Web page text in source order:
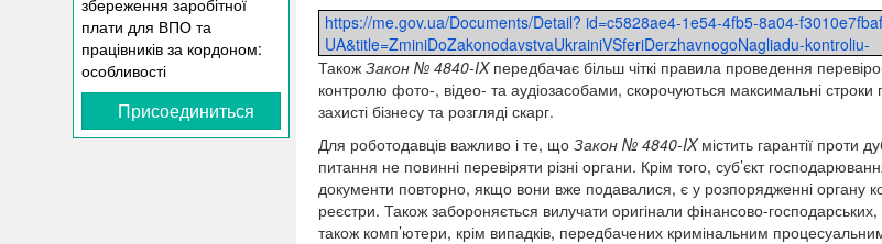
Присоединиться
https://me.gov.ua/Documents/Detail? id=c5828ae4-1e54-4fb5-8a04-
UA&title=ZminiDoZakonodavstvaUkrainiVSferiDerzhavnogoNagliadu-kontroliu-
Також Закон № 4840-IXпередбачає більш чіткі правила проведення
контролю фото-, відео- та аудіозасобами, скорочуються максимальні
захисті бізнесу та розгляді скарг.
Для роботодавців важливо і те, що Закон № 4840-IXмістить гарантії проти
питання не повинні перевіряти різні органи. Крім того, суб’єкт
документи повторно, якщо вони вже подавалися, є у розпорядженні органу
реєстри. Також забороняється вилучати оригінали фінансово-
також комп’ютери, крім випадків, передбачених кримінальним